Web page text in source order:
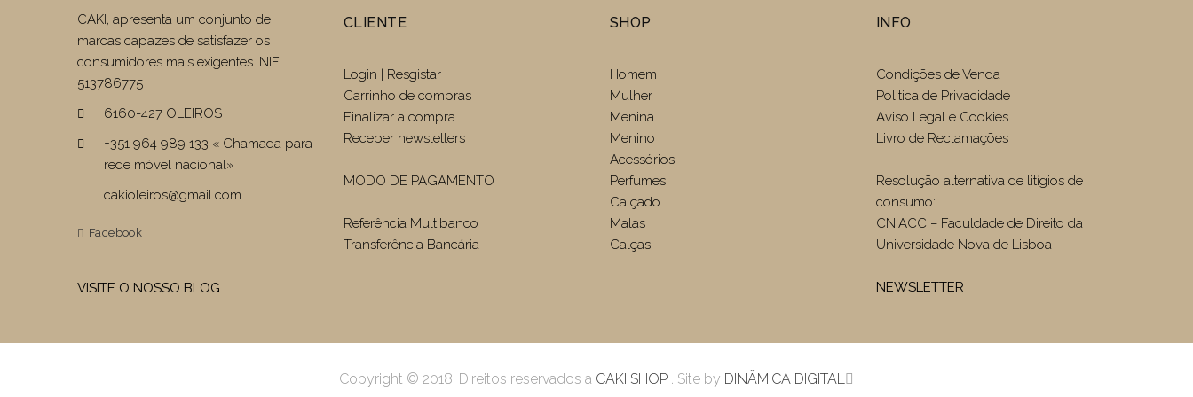
CAKI, apresenta um conjunto de
marcas capazes de satisfazer os
consumidores mais exigentes. NIF
513786775
6160-427 OLEIROS
+351 964 989 133 « Chamada para
rede móvel nacional»
cakioleiros@gmail.com
Facebook
VISITE O NOSSO BLOG
CLIENTE
Login | Resgistar
Carrinho de compras
Finalizar a compra
Receber newsletters
MODO DE PAGAMENTO
Referência Multibanco
Transferência Bancária
SHOP
Homem
Mulher
Menina
Menino
Acessórios
Perfumes
Calçado
Malas
Calças
INFO
Condições de Venda
Politica de Privacidade
Aviso Legal e Cookies
Livro de Reclamações
Resolução alternativa de litígios de
consumo:
CNIACC – Faculdade de Direito da
Universidade Nova de Lisboa
NEWSLETTER
Copyright © 2018. Direitos reservados a CAKI SHOP . Site by DINÂMICA DIGITAL